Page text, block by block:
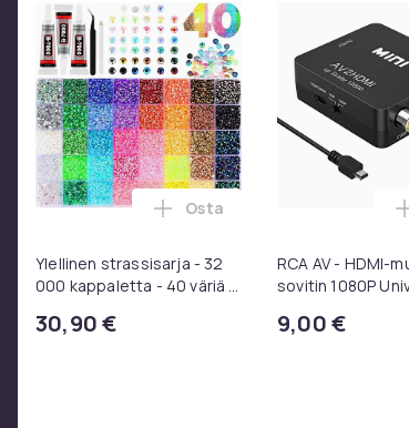
Ylellinen strassisarja - 32
000 kappaletta - 40 väriä -
strassit - koko 3mm - Liima
30,90 €
Lisää Ylellinen strassisarja
Osta
RCA AV - HDMI-
sovitin 1080P
9,00 €